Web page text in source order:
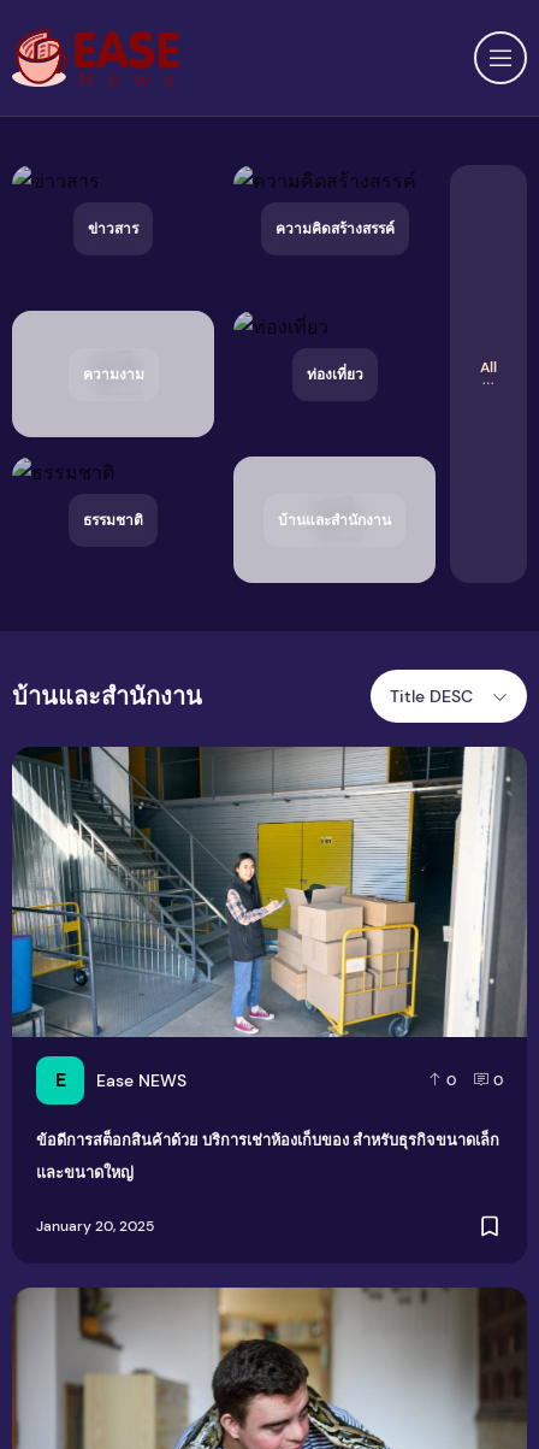
ข่าวสาร ความคิดสร้างสรรค์
ความงาม ท่องเที่ยว
ธรรมชาติ บ้านและสำนักงาน
All
บ้านและสำนักงาน Title DESC
E Ease NEWS 0 0
ข้อดีการสต็อกสินค้าด้วย บริการเช่าห้องเก็บของ สำหรับธุรกิจขนาดเล็ก
และขนาดใหญ่
January 20, 2025
ข้อดีการสต็อกสินค้าด้วย บริการเช่าห้องเก็บของ สำหรับธุรกิจ
ช่วยด้วย! งูบุกเมือง ต้องทำอย่างไรเมื่องูเข้าบ้าน